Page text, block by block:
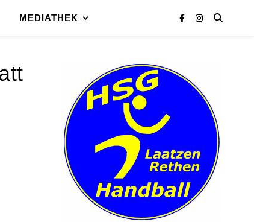
MEDIATHEK